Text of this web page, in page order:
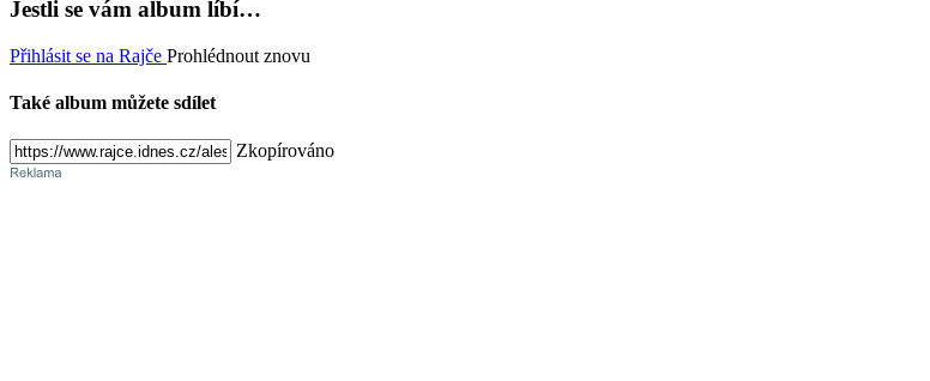
Jestli se vám album líbí…
Přihlásit se na Rajče Prohlédnout znovu
Také album můžete sdílet
Zkopírováno